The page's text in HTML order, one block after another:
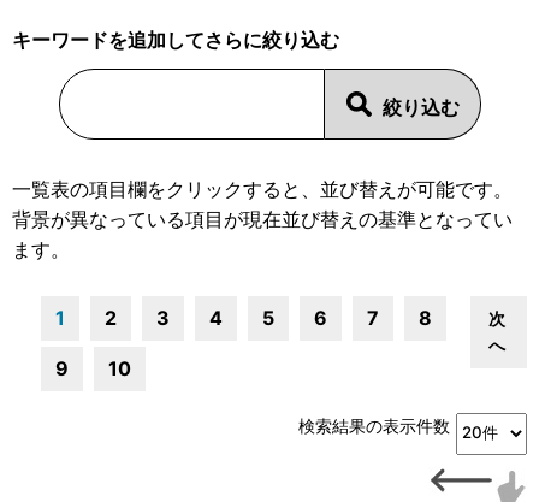
キーワードを追加してさらに絞り込む
一覧表の項目欄をクリックすると、並び替えが可能です。
背景が異なっている項目が現在並び替えの基準となってい
ます。
1 2 3 4 5 6 7 8
9 10
次
へ
検索結果の表示件数